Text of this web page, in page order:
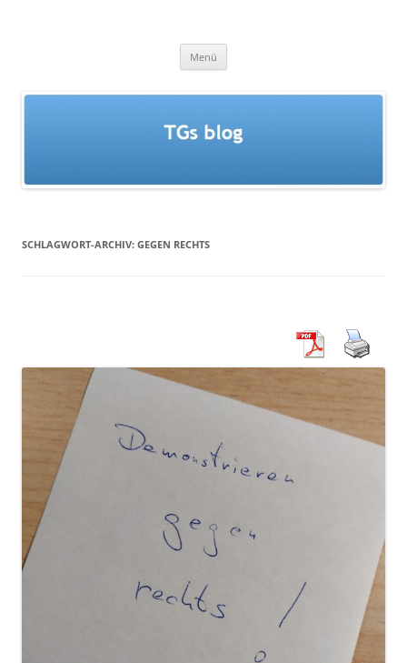
Menü
SCHLAGWORT-ARCHIV: GEGEN RECHTS